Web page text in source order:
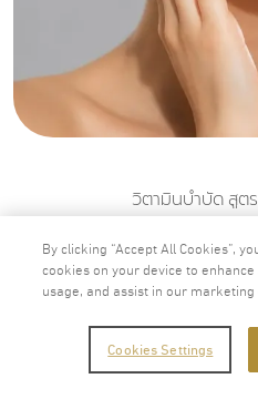
วิตามินบำบัด สูต
เพิ่มไปยั
ซื้อสิ
By clicking “Accept All Cookies”,
cookies on your device to
usage, and assist in our
Cookies Settings